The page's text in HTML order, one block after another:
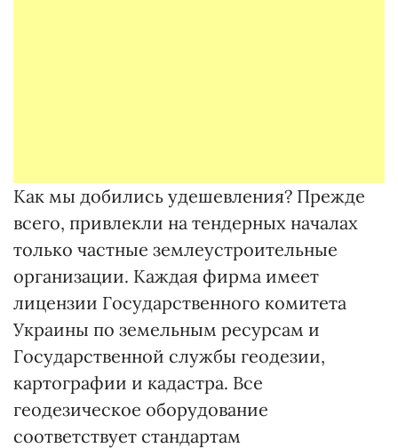
Как мы добились удешевления? Прежде
всего, привлекли на тендерных началах
только частные землеустроительные
организации. Каждая фирма имеет
лицензии Государственного комитета
Украины по земельным ресурсам и
Государственной службы геодезии,
картографии и кадастра. Все
геодезическое оборудование
соответствует стандартам